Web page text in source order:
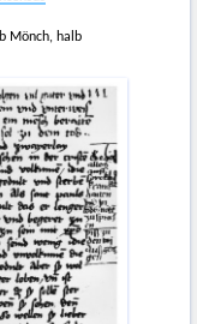
Mönch, halb